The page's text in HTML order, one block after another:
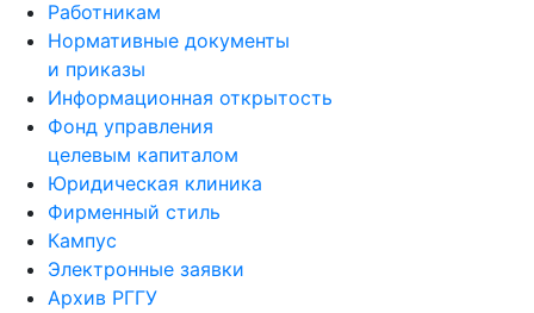
Работникам
Нормативные документы
и приказы
Информационная открытость
Фонд управления
целевым капиталом
Юридическая клиника
Фирменный стиль
Кампус
Электронные заявки
Архив РГГУ